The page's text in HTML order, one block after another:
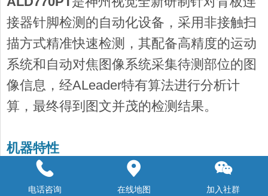
接器针脚检测的自动化设备，采用非接触扫
描方式精准快速检测，其配备高精度的运动
系统和自动对焦图像系统采集待测部位的图
像信息，经ALeader特有算法进行分析计
算，最终得到图文并茂的检测结果。
机器特性
● 可通过一台ALDSPC连接浏览一台
ALDAOI 设备
电话咨询 在线地图 加入社群